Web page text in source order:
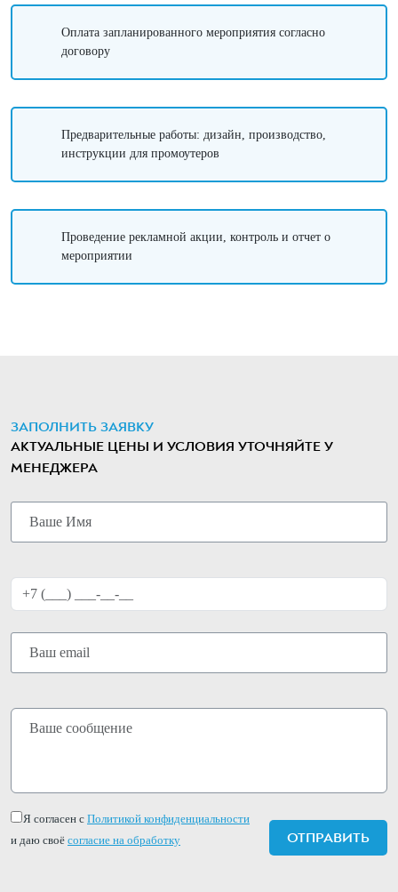
Оплата запланированного мероприятия согласно
договору
Предварительные работы: дизайн, производство,
инструкции для промоутеров
Проведение рекламной акции, контроль и отчет о
мероприятии
ЗАПОЛНИТЬ ЗАЯВКУ
АКТУАЛЬНЫЕ ЦЕНЫ И УСЛОВИЯ УТОЧНЯЙТЕ У
МЕНЕДЖЕРА
Я согласен с Политикой конфиденциальности
и даю своё согласие на обработку